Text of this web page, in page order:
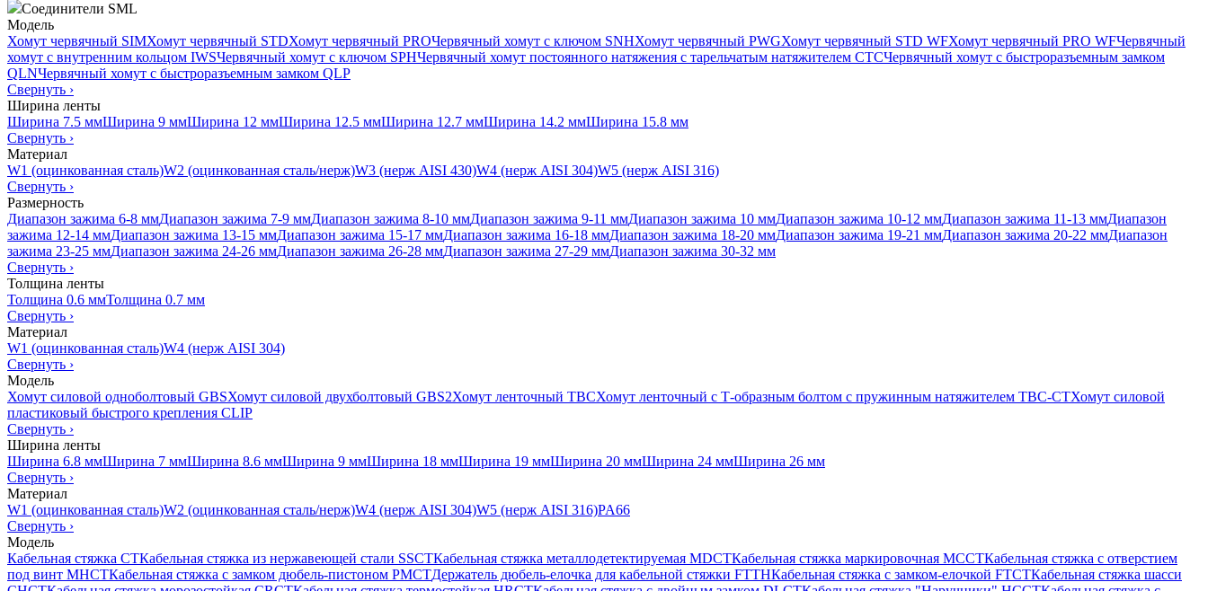
Соединители SML
Модель
Хомут червячный SIMХомут червячный STDХомут червячный PROЧервячный хомут с ключом SNHХомут червячный PWGХомут червячный STD WFХомут червячный PRO WFЧервячный
хомут с внутренним кольцом IWSЧервячный хомут с ключом SPHЧервячный хомут постоянного натяжения с тарельчатым натяжителем CTCЧервячный хомут с быстроразъемным замком
QLNЧервячный хомут с быстроразъемным замком QLP
Свернуть ›
Ширина ленты
Ширина 7.5 ммШирина 9 ммШирина 12 ммШирина 12.5 ммШирина 12.7 ммШирина 14.2 ммШирина 15.8 мм
Свернуть ›
Материал
W1 (оцинкованная сталь)W2 (оцинкованная сталь/нерж)W3 (нерж AISI 430)W4 (нерж AISI 304)W5 (нерж AISI 316)
Свернуть ›
Размерность
Диапазон зажима 6-8 ммДиапазон зажима 7-9 ммДиапазон зажима 8-10 ммДиапазон зажима 9-11 ммДиапазон зажима 10 ммДиапазон зажима 10-12 ммДиапазон зажима 11-13 ммДиапазон
зажима 12-14 ммДиапазон зажима 13-15 ммДиапазон зажима 15-17 ммДиапазон зажима 16-18 ммДиапазон зажима 18-20 ммДиапазон зажима 19-21 ммДиапазон зажима 20-22 ммДиапазон
зажима 23-25 ммДиапазон зажима 24-26 ммДиапазон зажима 26-28 ммДиапазон зажима 27-29 ммДиапазон зажима 30-32 мм
Свернуть ›
Толщина ленты
Толщина 0.6 ммТолщина 0.7 мм
Свернуть ›
Материал
W1 (оцинкованная сталь)W4 (нерж AISI 304)
Свернуть ›
Модель
Хомут силовой одноболтовый GBSХомут силовой двухболтовый GBS2Хомут ленточный TBCХомут ленточный с Т-образным болтом с пружинным натяжителем TBC-CTХомут силовой
пластиковый быстрого крепления CLIP
Свернуть ›
Ширина ленты
Ширина 6.8 ммШирина 7 ммШирина 8.6 ммШирина 9 ммШирина 18 ммШирина 19 ммШирина 20 ммШирина 24 ммШирина 26 мм
Свернуть ›
Материал
W1 (оцинкованная сталь)W2 (оцинкованная сталь/нерж)W4 (нерж AISI 304)W5 (нерж AISI 316)PA66
Свернуть ›
Модель
Кабельная стяжка CTКабельная стяжка из нержавеющей стали SSCTКабельная стяжка металлодетектируемая MDCTКабельная стяжка маркировочная MCCTКабельная стяжка с отверстием
под винт MHCTКабельная стяжка с замком дюбель-пистоном PMCTДержатель дюбель-елочка для кабельной стяжки FTTHКабельная стяжка c замком-елочкой FTCTКабельная стяжка шасси